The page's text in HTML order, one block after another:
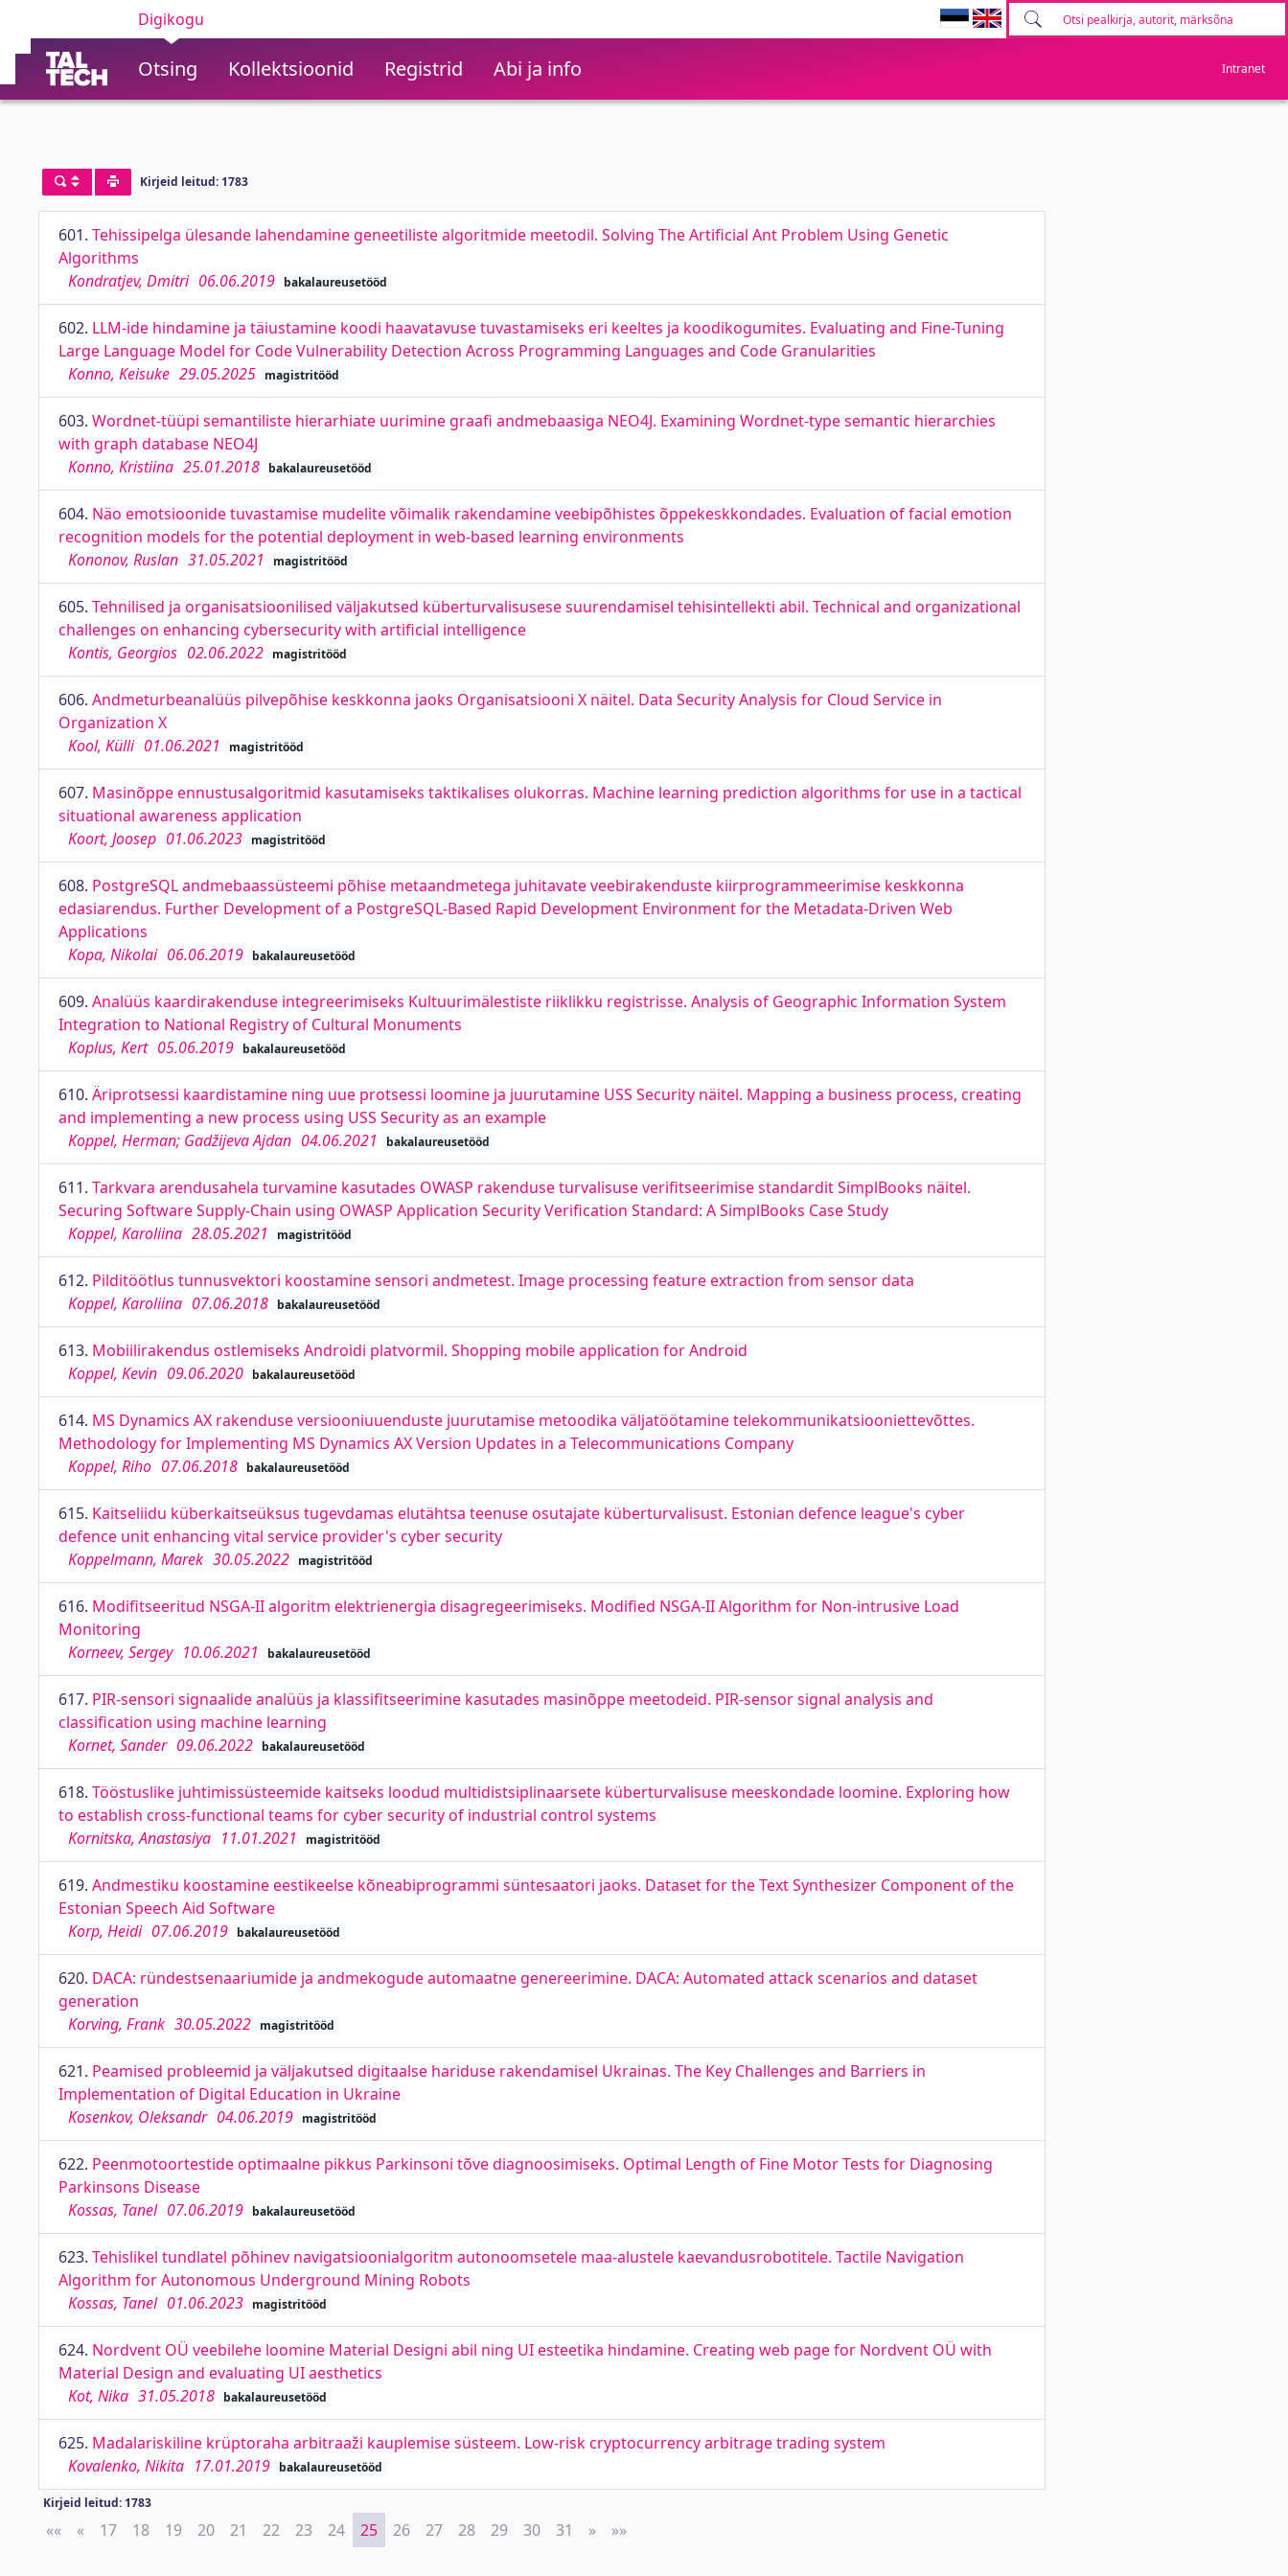
Digikogu
Otsing Kollektsioonid Registrid Abi ja info Intranet
Kirjeid leitud: 1783
601. Tehissipelga ülesande lahendamine geneetiliste algoritmide meetodil. Solving The Artificial Ant Problem Using Genetic
Algorithms
Kondratjev, Dmitri 06.06.2019 bakalaureusetööd
602. LLM-ide hindamine ja täiustamine koodi haavatavuse tuvastamiseks eri keeltes ja koodikogumites. Evaluating and Fine-Tuning
Large Language Model for Code Vulnerability Detection Across Programming Languages and Code Granularities
Konno, Keisuke 29.05.2025 magistritööd
603. Wordnet-tüüpi semantiliste hierarhiate uurimine graafi andmebaasiga NEO4J. Examining Wordnet-type semantic hierarchies
with graph database NEO4J
Konno, Kristiina 25.01.2018 bakalaureusetööd
604. Näo emotsioonide tuvastamise mudelite võimalik rakendamine veebipõhistes õppekeskkondades. Evaluation of facial emotion
recognition models for the potential deployment in web-based learning environments
Kononov, Ruslan 31.05.2021 magistritööd
605. Tehnilised ja organisatsioonilised väljakutsed küberturvalisusese suurendamisel tehisintellekti abil. Technical and organizational
challenges on enhancing cybersecurity with artificial intelligence
Kontis, Georgios 02.06.2022 magistritööd
606. Andmeturbeanalüüs pilvepõhise keskkonna jaoks Organisatsiooni X näitel. Data Security Analysis for Cloud Service in
Organization X
Kool, Külli 01.06.2021 magistritööd
607. Masinõppe ennustusalgoritmid kasutamiseks taktikalises olukorras. Machine learning prediction algorithms for use in a tactical
situational awareness application
Koort, Joosep 01.06.2023 magistritööd
608. PostgreSQL andmebaassüsteemi põhise metaandmetega juhitavate veebirakenduste kiirprogrammeerimise keskkonna
edasiarendus. Further Development of a PostgreSQL-Based Rapid Development Environment for the Metadata-Driven Web
Applications
Kopa, Nikolai 06.06.2019 bakalaureusetööd
609. Analüüs kaardirakenduse integreerimiseks Kultuurimälestiste riiklikku registrisse. Analysis of Geographic Information System
Integration to National Registry of Cultural Monuments
Koplus, Kert 05.06.2019 bakalaureusetööd
610. Äriprotsessi kaardistamine ning uue protsessi loomine ja juurutamine USS Security näitel. Mapping a business process, creating
and implementing a new process using USS Security as an example
Koppel, Herman; Gadžijeva Ajdan 04.06.2021 bakalaureusetööd
611. Tarkvara arendusahela turvamine kasutades OWASP rakenduse turvalisuse verifitseerimise standardit SimplBooks näitel.
Securing Software Supply-Chain using OWASP Application Security Verification Standard: A SimplBooks Case Study
Koppel, Karoliina 28.05.2021 magistritööd
612. Pilditöötlus tunnusvektori koostamine sensori andmetest. Image processing feature extraction from sensor data
Koppel, Karoliina 07.06.2018 bakalaureusetööd
613. Mobiilirakendus ostlemiseks Androidi platvormil. Shopping mobile application for Android
Koppel, Kevin 09.06.2020 bakalaureusetööd
614. MS Dynamics AX rakenduse versiooniuuenduste juurutamise metoodika väljatöötamine telekommunikatsiooniettevõttes.
Methodology for Implementing MS Dynamics AX Version Updates in a Telecommunications Company
Koppel, Riho 07.06.2018 bakalaureusetööd
615. Kaitseliidu küberkaitseüksus tugevdamas elutähtsa teenuse osutajate küberturvalisust. Estonian defence league's cyber
defence unit enhancing vital service provider's cyber security
Koppelmann, Marek 30.05.2022 magistritööd
616. Modifitseeritud NSGA-II algoritm elektrienergia disagregeerimiseks. Modified NSGA-II Algorithm for Non-intrusive Load
Monitoring
Korneev, Sergey 10.06.2021 bakalaureusetööd
617. PIR-sensori signaalide analüüs ja klassifitseerimine kasutades masinõppe meetodeid. PIR-sensor signal analysis and
classification using machine learning
Kornet, Sander 09.06.2022 bakalaureusetööd
618. Tööstuslike juhtimissüsteemide kaitseks loodud multidistsiplinaarsete küberturvalisuse meeskondade loomine. Exploring how
to establish cross-functional teams for cyber security of industrial control systems
Kornitska, Anastasiya 11.01.2021 magistritööd
619. Andmestiku koostamine eestikeelse kõneabiprogrammi süntesaatori jaoks. Dataset for the Text Synthesizer Component of the
Estonian Speech Aid Software
Korp, Heidi 07.06.2019 bakalaureusetööd
620. DACA: ründestsenaariumide ja andmekogude automaatne genereerimine. DACA: Automated attack scenarios and dataset
generation
Korving, Frank 30.05.2022 magistritööd
621. Peamised probleemid ja väljakutsed digitaalse hariduse rakendamisel Ukrainas. The Key Challenges and Barriers in
Implementation of Digital Education in Ukraine
Kosenkov, Oleksandr 04.06.2019 magistritööd
622. Peenmotoortestide optimaalne pikkus Parkinsoni tõve diagnoosimiseks. Optimal Length of Fine Motor Tests for Diagnosing
Parkinsons Disease
Kossas, Tanel 07.06.2019 bakalaureusetööd
623. Tehislikel tundlatel põhinev navigatsioonialgoritm autonoomsetele maa-alustele kaevandusrobotitele. Tactile Navigation
Algorithm for Autonomous Underground Mining Robots
Kossas, Tanel 01.06.2023 magistritööd
624. Nordvent OÜ veebilehe loomine Material Designi abil ning UI esteetika hindamine. Creating web page for Nordvent OÜ with
Material Design and evaluating UI aesthetics
Kot, Nika 31.05.2018 bakalaureusetööd
625. Madalariskiline krüptoraha arbitraaži kauplemise süsteem. Low-risk cryptocurrency arbitrage trading system
Kovalenko, Nikita 17.01.2019 bakalaureusetööd
Kirjeid leitud: 1783
«« First
« Previous
17 18 19 20 21 22 23 24 25 26 27 28 29 30 31 » Next
»»